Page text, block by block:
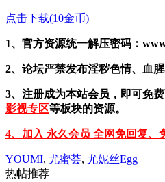
点击下载(10金币)
1、官方资源统一解压密码：
2、论坛严禁发布淫秽色情、血
3、注册成为本站会员，即可免
影视专区等板块的资源。
4、加入 永久会员 全网免回复、
YOUMI, 尤蜜荟, 尤妮丝Egg
热帖推荐